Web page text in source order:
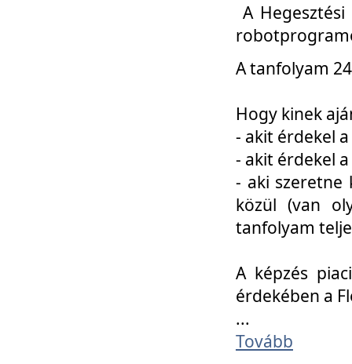
A
A tanfolyam
Hogy kinek
- akit érdekel
- akit érdekel
- aki szeretne
közül (van
tanfolyam
A képzés
érdekében a
...
Tovább